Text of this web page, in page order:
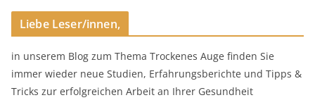
Liebe Leser/innen,
in unserem Blog zum Thema Trockenes Auge finden Sie
immer wieder neue Studien, Erfahrungsberichte und Tipps &
Tricks zur erfolgreichen Arbeit an Ihrer Gesundheit